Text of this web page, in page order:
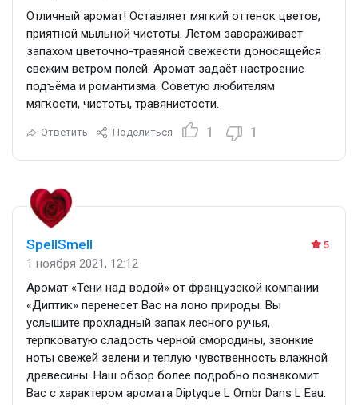
Отличный аромат! Оставляет мягкий оттенок цветов,
приятной мыльной чистоты. Летом завораживает
запахом цветочно-травяной свежести доносящейся
свежим ветром полей. Аромат задаёт настроение
подъёма и романтизма. Советую любителям
мягкости, чистоты, травянистости.
Ответить Поделиться 1 1
5
SpellSmell
1 ноября 2021, 12:12
Аромат «Тени над водой» от французской компании
«Диптик» перенесет Вас на лоно природы. Вы
услышите прохладный запах лесного ручья,
терпковатую сладость черной смородины, звонкие
ноты свежей зелени и теплую чувственность влажной
древесины. Наш обзор более подробно познакомит
Вас с характером аромата Diptyque L Ombr Dans L Eau.